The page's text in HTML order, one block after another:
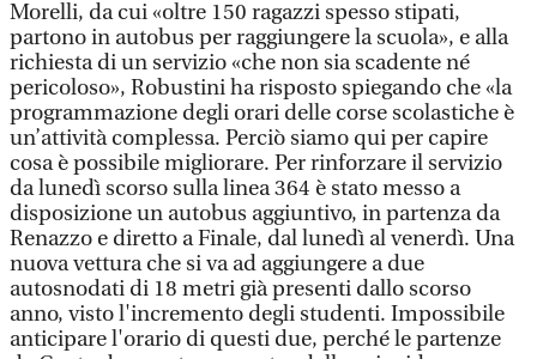
Morelli, da cui «oltre 150 ragazzi spesso stipati,
partono in autobus per raggiungere la scuola», e alla
richiesta di un servizio «che non sia scadente né
pericoloso», Robustini ha risposto spiegando che «la
programmazione degli orari delle corse scolastiche è
un’attività complessa. Perciò siamo qui per capire
cosa è possibile migliorare. Per rinforzare il servizio
da lunedì scorso sulla linea 364 è stato messo a
disposizione un autobus aggiuntivo, in partenza da
Renazzo e diretto a Finale, dal lunedì al venerdì. Una
nuova vettura che si va ad aggiungere a due
autosnodati di 18 metri già presenti dallo scorso
anno, visto l'incremento degli studenti. Impossibile
anticipare l'orario di questi due, perché le partenze